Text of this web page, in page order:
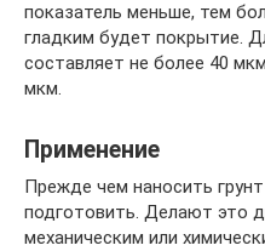
показатель меньше, тем
гладким будет покрытие.
составляет не более 40
мкм.
Применение
Прежде чем наносить
подготовить. Делают это
механическим или